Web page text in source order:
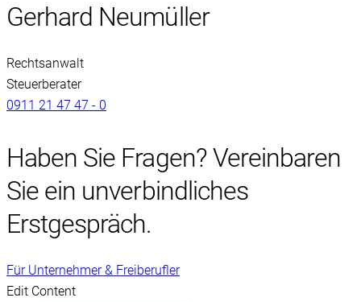
Gerhard Neumüller
Rechtsanwalt
Steuerberater
0911 21 47 47 - 0
Haben Sie Fragen? Vereinbaren
Sie ein unverbindliches
Erstgespräch.
Für Unternehmer & Freiberufler
Edit Content